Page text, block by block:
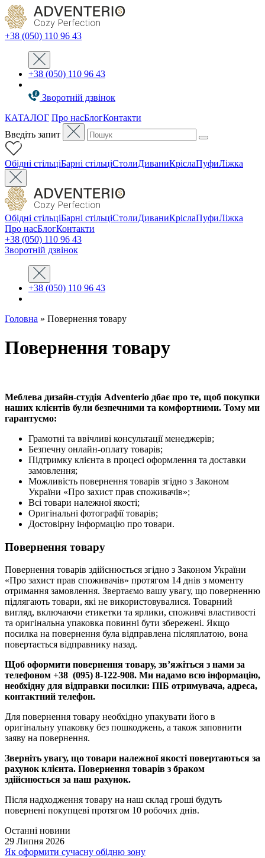
+38 (050) 110 96 43
+38 (050) 110 96 43
Зворотній дзвінок
КАТАЛОГ Про насБлогКонтакти
Введіть запит
Oбідні стільціБарні стільціСтолиДиваниКріслаПуфиЛіжка
Oбідні стільціБарні стільціСтолиДиваниКріслаПуфиЛіжка
Про насБлогКонтакти
+38 (050) 110 96 43
Зворотній дзвінок
+38 (050) 110 96 43
Головна » Повернення товару
Повернення товару
Меблева дизайн-студія Adventerio дбає про те, щоб покупки
наших клієнтів були безпечними та комфортними. Тому ми
гарантуємо:
Грамотні та ввічливі консультації менеджерів;
Безпечну онлайн-оплату товарів;
Підтримку клієнта в процесі оформлення та доставки
замовлення;
Можливість повернення товарів згідно з Законом
України «Про захист прав споживачів»;
Всі товари належної якості;
Оригінальні фотографії товарів;
Достовірну інформацію про товари.
Повернення товару
Повернення товарів здійснюється згідно з Законом України
«Про захист прав споживачів» протягом 14 днів з моменту
отримання замовлення. Звертаємо вашу увагу, що поверненню
підлягають товари, які не використовувалися. Товарний
вигляд, включаючи етикетки та ярлики, споживчі властивості
та оригінальна упаковка повинні бути збережені. Якщо
посилка на повернення була відправлена післяплатою, вона
повертається відправнику назад.
Щоб оформити повернення товару, зв’яжіться з нами за
телефоном +38 (095) 8-122-908. Ми надамо всю інформацію,
необхідну для відправки посилки: ПІБ отримувача, адреса,
контактний телефон.
Для повернення товару необхідно упакувати його в
оригінальну упаковку без пошкоджень, а також заповнити
заяву на повернення.
Зверніть увагу, що товари належної якості повертаються за
рахунок клієнта. Повернення товарів з браком
здійснюється за наш рахунок.
Після надходження товару на наш склад гроші будуть
повернені покупцеві протягом 10 робочих днів.
Останні новини
29 Липня 2026
Як оформити сучасну обідню зону